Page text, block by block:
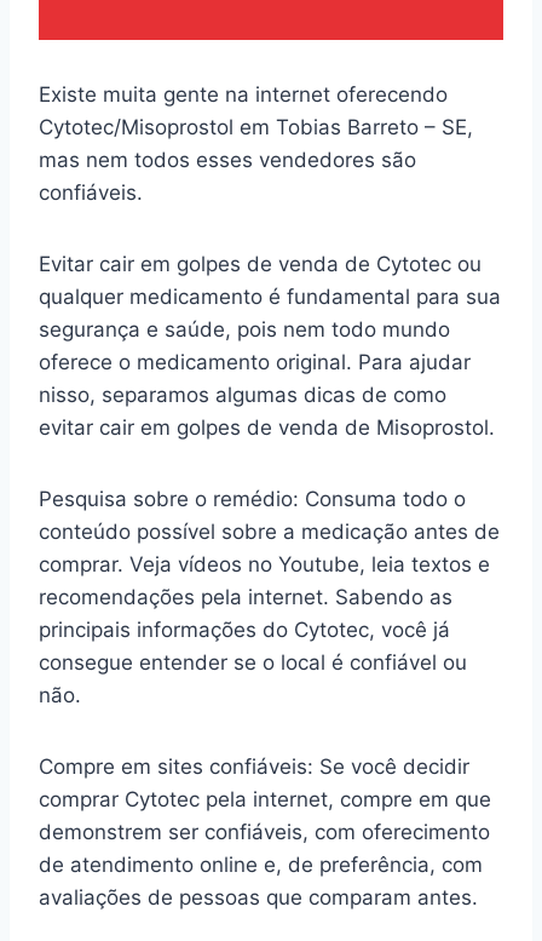
Existe muita gente na internet oferecendo
Cytotec/Misoprostol em Tobias Barreto – SE,
mas nem todos esses vendedores são
confiáveis.
Evitar cair em golpes de venda de Cytotec ou
qualquer medicamento é fundamental para sua
segurança e saúde, pois nem todo mundo
oferece o medicamento original. Para ajudar
nisso, separamos algumas dicas de como
evitar cair em golpes de venda de Misoprostol.
Pesquisa sobre o remédio: Consuma todo o
conteúdo possível sobre a medicação antes de
comprar. Veja vídeos no Youtube, leia textos e
recomendações pela internet. Sabendo as
principais informações do Cytotec, você já
consegue entender se o local é confiável ou
não.
Compre em sites confiáveis: Se você decidir
comprar Cytotec pela internet, compre em que
demonstrem ser confiáveis, com oferecimento
de atendimento online e, de preferência, com
avaliações de pessoas que comparam antes.